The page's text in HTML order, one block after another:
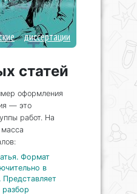
диссертации
статей
оформления
— это
работ. На
Формат
в